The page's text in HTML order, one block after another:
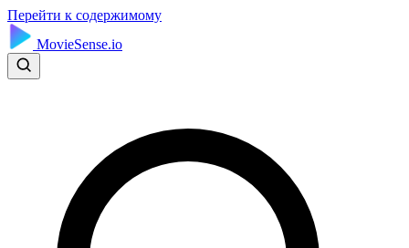
Перейти к содержимому
MovieSense.io